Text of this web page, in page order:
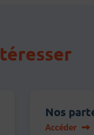
Nos
Accéder